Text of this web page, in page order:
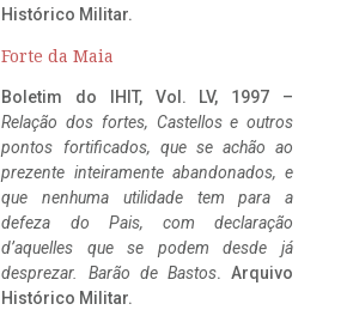
Histórico Militar.
Forte da Maia
Boletim do IHIT, Vol. LV, 1997 –
Relação dos fortes, Castellos e outros
pontos fortificados, que se achão ao
prezente inteiramente abandonados, e
que nenhuma utilidade tem para a
defeza do Pais, com declaração
d’aquelles que se podem desde já
desprezar. Barão de Bastos. Arquivo
Histórico Militar.